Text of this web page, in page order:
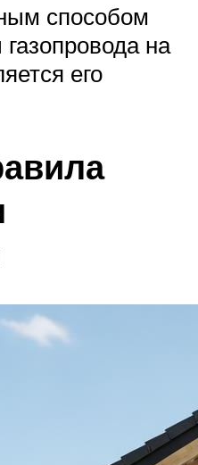
способом
на
его